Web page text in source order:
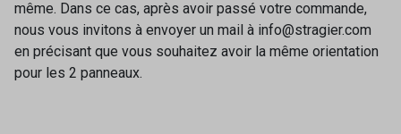
même. Dans ce cas, après avoir passé votre commande,
nous vous invitons à envoyer un mail à info@stragier.com
en précisant que vous souhaitez avoir la même orientation
pour les 2 panneaux.